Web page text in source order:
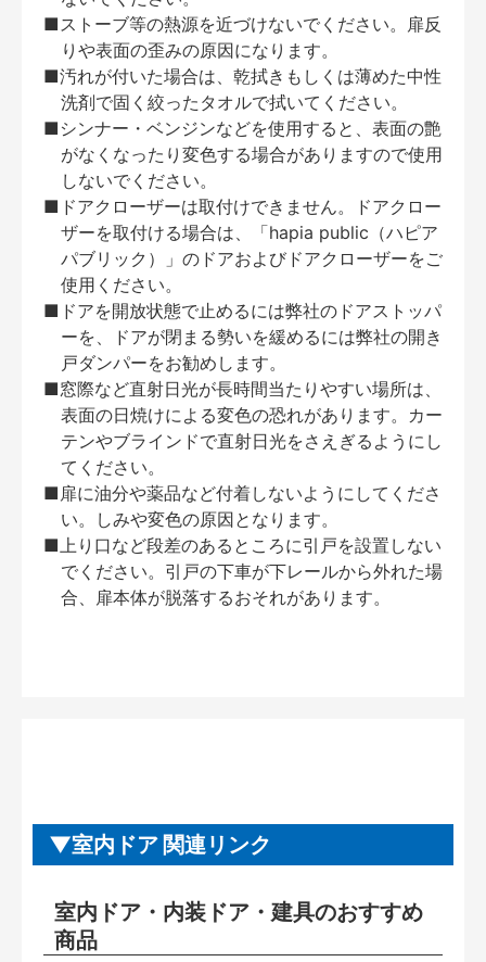
■ストーブ等の熱源を近づけないでください。扉反
りや表面の歪みの原因になります。
■汚れが付いた場合は、乾拭きもしくは薄めた中性
洗剤で固く絞ったタオルで拭いてください。
■シンナー・ベンジンなどを使用すると、表面の艶
がなくなったり変色する場合がありますので使用
しないでください。
■ドアクローザーは取付けできません。ドアクロー
ザーを取付ける場合は、「hapia public（ハピア
パブリック）」のドアおよびドアクローザーをご
使用ください。
■ドアを開放状態で止めるには弊社のドアストッパ
ーを、ドアが閉まる勢いを緩めるには弊社の開き
戸ダンパーをお勧めします。
■窓際など直射日光が長時間当たりやすい場所は、
表面の日焼けによる変色の恐れがあります。カー
テンやブラインドで直射日光をさえぎるようにし
てください。
■扉に油分や薬品など付着しないようにしてくださ
い。しみや変色の原因となります。
■上り口など段差のあるところに引戸を設置しない
でください。引戸の下車が下レールから外れた場
合、扉本体が脱落するおそれがあります。
室内ドア 関連リンク
室内ドア・内装ドア・建具のおすすめ
商品